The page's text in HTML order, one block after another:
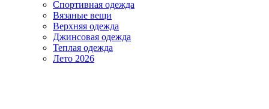
Спортивная одежда
Вязаные вещи
Верхняя одежда
Джинсовая одежда
Теплая одежда
Лето 2026